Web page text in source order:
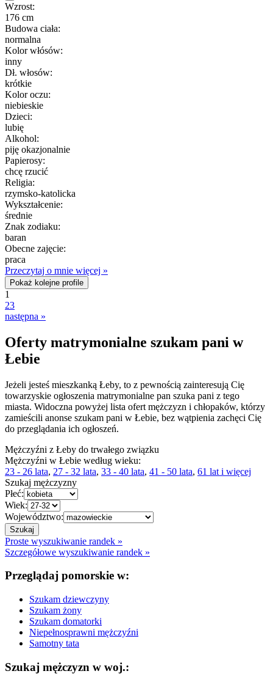
Wzrost:
176 cm
Budowa ciała:
normalna
Kolor włósów:
inny
Dł. włosów:
krótkie
Kolor oczu:
niebieskie
Dzieci:
lubię
Alkohol:
piję okazjonalnie
Papierosy:
chcę rzucić
Religia:
rzymsko-katolicka
Wykształcenie:
średnie
Znak zodiaku:
baran
Obecne zajęcie:
praca
Przeczytaj o mnie więcej »
Pokaż kolejne profile
1
23
następna »
Oferty matrymonialne szukam pani w
Łebie
Jeżeli jesteś mieszkanką Łeby, to z pewnością zainteresują Cię
towarzyskie ogłoszenia matrymonialne pan szuka pani z tego
miasta. Widoczna powyżej lista ofert mężczyzn i chłopaków, którzy
zamieścili anonse szukam pani w Łebie, bez wątpienia zachęci Cię
do przeglądania ich ogłoszeń.
Mężczyźni z Łeby do trwałego związku
Mężczyźni w Łebie według wieku:
23 - 26 lata, 27 - 32 lata, 33 - 40 lata, 41 - 50 lata, 61 lat i więcej
Szukaj mężczyzny
Płeć:
Wiek:
Województwo:
Proste wyszukiwanie randek »
Szczegółowe wyszukiwanie randek »
Przeglądaj pomorskie w:
Szukam dziewczyny
Szukam żony
Szukam domatorki
Niepełnosprawni mężczyźni
Samotny tata
Szukaj mężczyzn w woj.: